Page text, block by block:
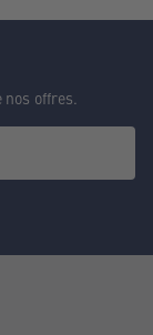
nos offres.